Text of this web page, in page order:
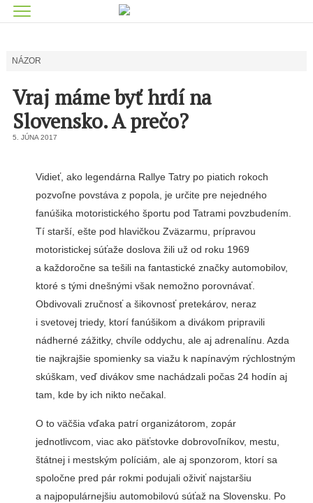
NÁZOR
Vraj máme byť hrdí na
Slovensko. A prečo?
5. JÚNA 2017
Vidieť, ako legendárna Rallye Tatry po piatich rokoch
pozvoľne povstáva z popola, je určite pre nejedného
fanúšika motoristického športu pod Tatrami povzbudením.
Tí starší, ešte pod hlavičkou Zväzarmu, prípravou
motoristickej súťaže doslova žili už od roku 1969
a každoročne sa tešili na fantastické značky automobilov,
ktoré s tými dnešnými však nemožno porovnávať.
Obdivovali zručnosť a šikovnosť pretekárov, neraz
i svetovej triedy, ktorí fanúšikom a divákom pripravili
nádherné zážitky, chvíle oddychu, ale aj adrenalínu. Azda
tie najkrajšie spomienky sa viažu k napínavým rýchlostným
skúškam, veď divákov sme nachádzali počas 24 hodín aj
tam, kde by ich nikto nečakal.
O to väčšia vďaka patrí organizátorom, zopár
jednotlivcom, viac ako päťstovke dobrovoľníkov, mestu,
štátnej i mestským políciám, ale aj sponzorom, ktorí sa
spoločne pred pár rokmi podujali oživiť najstaršiu
a najpopulárnejšiu automobilovú súťaž na Slovensku. Po